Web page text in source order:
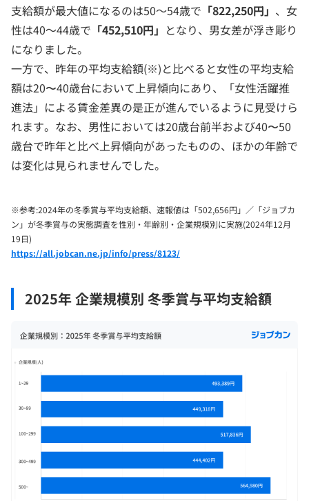
支給額が最大値になるのは50～54歳で 「822,250円」 、女
性は40～44歳で 「452,510円」 となり、男女差が浮き彫り
になりました。
一方で、昨年の平均支給額(※)と比べると女性の平均支給
額は20〜40歳台において上昇傾向にあり、「女性活躍推
進法」による賃金差異の是正が進んでいるように見受けら
れます。なお、男性においては20歳台前半および40〜50
歳台で昨年と比べ上昇傾向があったものの、ほかの年齢で
は変化は見られませんでした。
※参考:2024年の冬季賞与平均支給額、速報値は「502,656円」／「ジョブカ
ン」が冬季賞与の実態調査を性別・年齢別・企業規模別に実施(2024年12月
19日)
https://all.jobcan.ne.jp/info/press/8123/
2025年 企業規模別 冬季賞与平均支給額